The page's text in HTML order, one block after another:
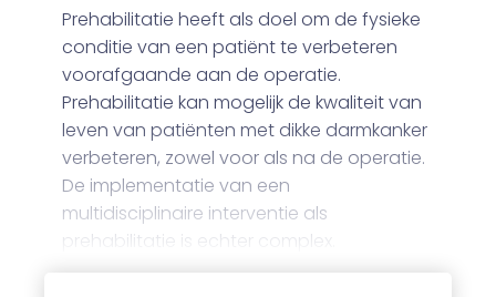
Prehabilitatie heeft als doel om de fysieke
conditie van een patiënt te verbeteren
voorafgaande aan de operatie.
Prehabilitatie kan mogelijk de kwaliteit van
leven van patiënten met dikke darmkanker
verbeteren, zowel voor als na de operatie.
De implementatie van een
multidisciplinaire interventie als
prehabilitatie is echter complex.